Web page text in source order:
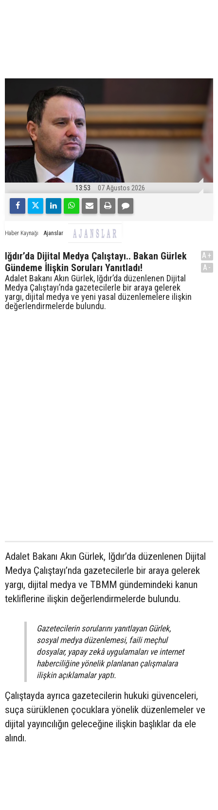
13:53 07 Ağustos 2026
Haber Kaynağı Ajanslar
Iğdır’da Dijital Medya Çalıştayı.. Bakan Gürlek
Gündeme İlişkin Soruları Yanıtladı!
Adalet Bakanı Akın Gürlek, Iğdır’da düzenlenen Dijital
Medya Çalıştayı’nda gazetecilerle bir araya gelerek
yargı, dijital medya ve yeni yasal düzenlemelere ilişkin
değerlendirmelerde bulundu.
A+
A-
Adalet Bakanı Akın Gürlek, Iğdır’da düzenlenen Dijital
Medya Çalıştayı’nda gazetecilerle bir araya gelerek
yargı, dijital medya ve TBMM gündemindeki kanun
tekliflerine ilişkin değerlendirmelerde bulundu.
Gazetecilerin sorularını yanıtlayan Gürlek,
sosyal medya düzenlemesi, faili meçhul
dosyalar, yapay zekâ uygulamaları ve internet
haberciliğine yönelik planlanan çalışmalara
ilişkin açıklamalar yaptı.
Çalıştayda ayrıca gazetecilerin hukuki güvenceleri,
suça sürüklenen çocuklara yönelik düzenlemeler ve
dijital yayıncılığın geleceğine ilişkin başlıklar da ele
alındı.